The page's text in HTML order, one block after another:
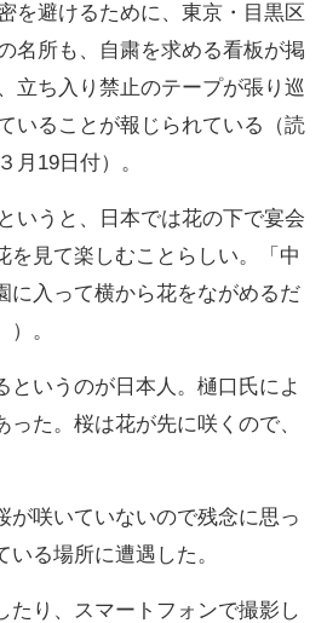
を避けるために、東京・目黒区
名所も、自粛を求める看板が掲
立ち入り禁止のテープが張り巡
いることが報じられている（読
月19日付）。
いうと、日本では花の下で宴会
を見て楽しむことらしい。「中
に入って横から花をながめるだ
。
いうのが日本人。樋口氏によ
た。桜は花が先に咲くので、
咲いていないので残念に思っ
る場所に遭遇した。
り、スマートフォンで撮影し